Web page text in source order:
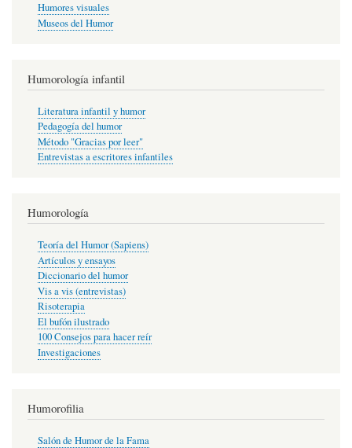
Humores visuales
Museos del Humor
Humorología infantil
Literatura infantil y humor
Pedagogía del humor
Método "Gracias por leer"
Entrevistas a escritores infantiles
Humorología
Teoría del Humor (Sapiens)
Artículos y ensayos
Diccionario del humor
Vis a vis (entrevistas)
Risoterapia
El bufón ilustrado
100 Consejos para hacer reír
Investigaciones
Humorofilia
Salón de Humor de la Fama